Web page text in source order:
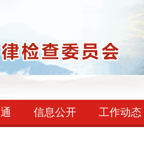
信息公开 工作动态